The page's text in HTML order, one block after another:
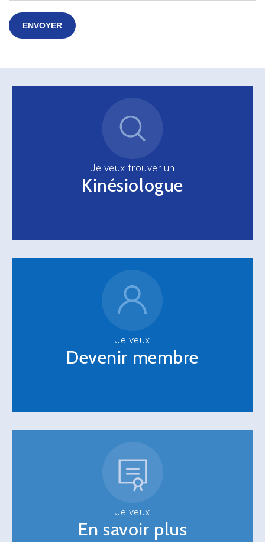
ENVOYER
Je veux trouver un
Kinésiologue
Je veux
Devenir membre
Je veux
En savoir plus